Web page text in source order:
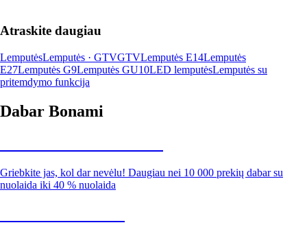
Atraskite daugiau
LemputėsLemputės · GTVGTVLemputės E14Lemputės
E27Lemputės G9Lemputės GU10LED lemputėsLemputės su
pritemdymo funkcija
Dabar Bonami
Griebkite jas, kol dar nevėlu! Daugiau nei 10 000 prekių dabar su
nuolaida iki 40 % nuolaida